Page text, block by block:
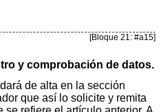
[Bloque 21: #a15]
y comprobación de datos.
de alta en la sección
que así lo solicite y remita